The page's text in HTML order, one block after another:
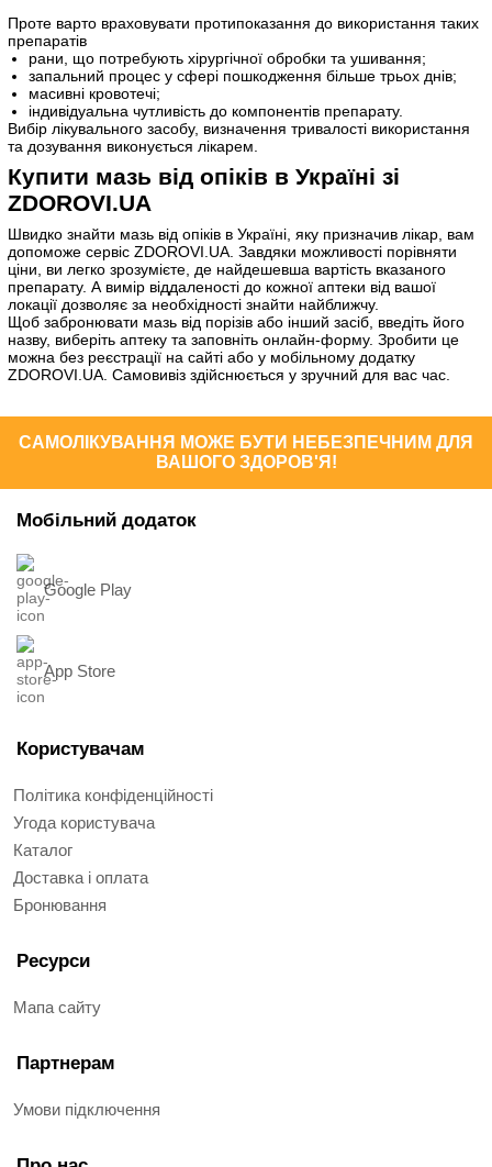
Проте варто враховувати протипоказання до використання таких
препаратів
рани, що потребують хірургічної обробки та ушивання;
запальний процес у сфері пошкодження більше трьох днів;
масивні кровотечі;
індивідуальна чутливість до компонентів препарату.
Вибір лікувального засобу, визначення тривалості використання
та дозування виконується лікарем.
Купити мазь від опіків в Україні зі
ZDOROVI.UA
Швидко знайти мазь від опіків в Україні, яку призначив лікар, вам
допоможе сервіс ZDOROVI.UA. Завдяки можливості порівняти
ціни, ви легко зрозумієте, де найдешевша вартість вказаного
препарату. А вимір віддаленості до кожної аптеки від вашої
локації дозволяє за необхідності знайти найближчу.
Щоб забронювати мазь від порізів або інший засіб, введіть його
назву, виберіть аптеку та заповніть онлайн-форму. Зробити це
можна без реєстрації на сайті або у мобільному додатку
ZDOROVI.UA. Самовивіз здійснюється у зручний для вас час.
САМОЛІКУВАННЯ МОЖЕ БУТИ НЕБЕЗПЕЧНИМ ДЛЯ
ВАШОГО ЗДОРОВ'Я!
Мобільний додаток
Google Play
App Store
Користувачам
Політика конфіденційності
Угода користувача
Каталог
Доставка і оплата
Бронювання
Ресурси
Мапа сайту
Партнерам
Умови підключення